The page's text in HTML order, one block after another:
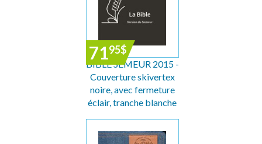
7195$
BIBLE SEMEUR 2015 -
Couverture skivertex
noire, avec fermeture
éclair, tranche blanche